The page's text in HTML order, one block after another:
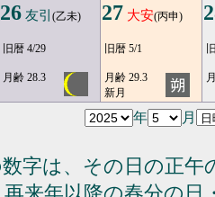
26 友引 (乙未)
旧暦 4/29
月齢 28.3
27 大安(丙申)
旧暦 5/1
月齢 29.3
新月
年 月
字は、その日の正午